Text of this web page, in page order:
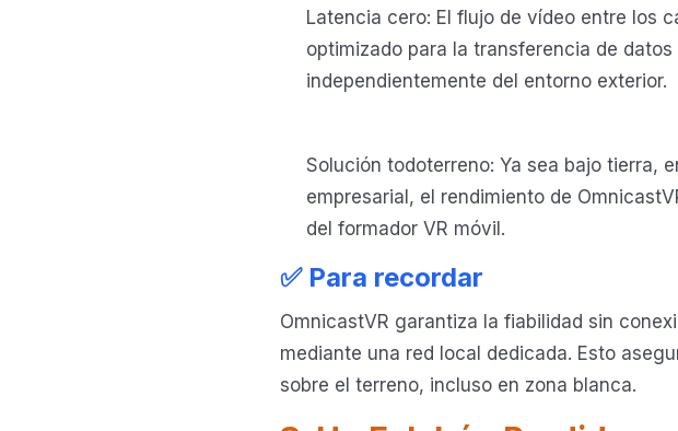
Latencia cero: El flujo de vídeo entre los
optimizado para la transferencia de
independientemente del entorno exterior.
Solución todoterreno: Ya sea bajo tierra,
empresarial, el rendimiento de
del formador VR móvil.
✅ Para recordar
OmnicastVR garantiza la fiabilidad sin
mediante una red local dedicada. Esto
sobre el terreno, incluso en zona blanca.